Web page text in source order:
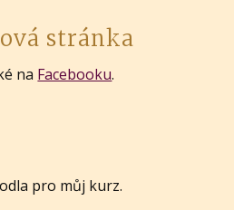
stránka
na Facebooku.
pro můj kurz.